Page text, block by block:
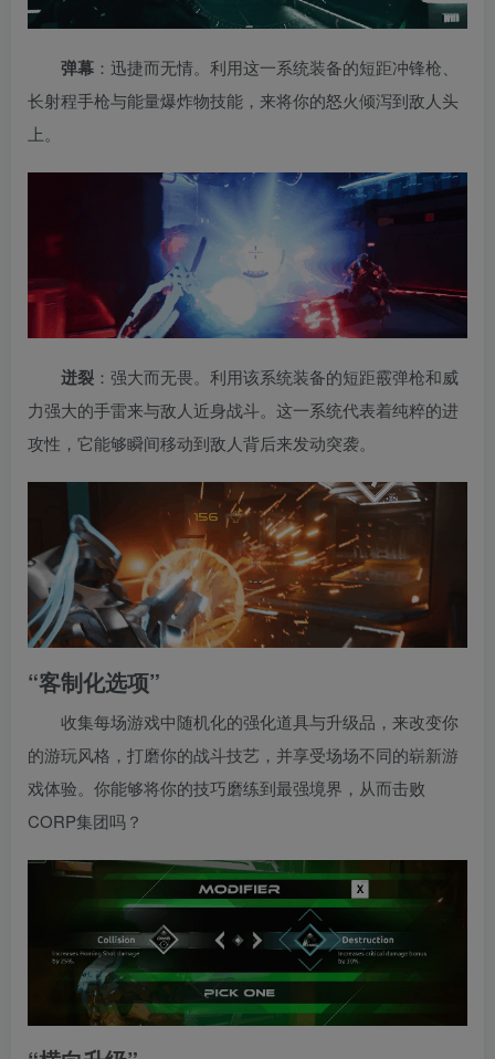
弹幕 ：迅捷而无情。利用这一系统装备的短距冲锋枪、
长射程手枪与能量爆炸物技能，来将你的怒火倾泻到敌人头
上。
迸裂 ：强大而无畏。利用该系统装备的短距霰弹枪和威
力强大的手雷来与敌人近身战斗。这一系统代表着纯粹的进
攻性，它能够瞬间移动到敌人背后来发动突袭。
“客制化选项”
收集每场游戏中随机化的强化道具与升级品，来改变你
的游玩风格，打磨你的战斗技艺，并享受场场不同的崭新游
戏体验。你能够将你的技巧磨练到最强境界，从而击败
CORP集团吗？